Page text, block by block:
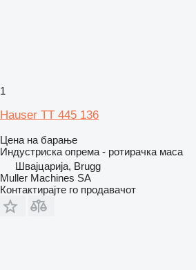
1
Hauser TT 445 136
Цена на барање
Индустриска опрема - ротирачка маса
Швајцарија, Brugg
Muller Machines SA
Контактирајте го продавачот